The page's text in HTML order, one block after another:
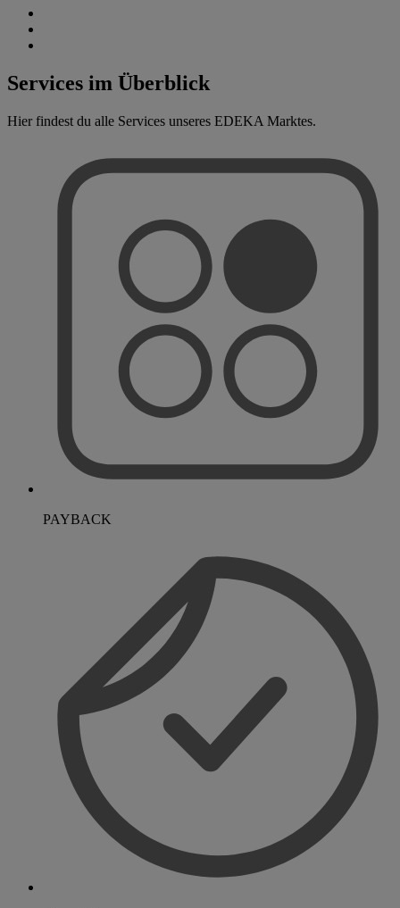
Services im Überblick
Hier findest du alle Services unseres EDEKA Marktes.
PAYBACK